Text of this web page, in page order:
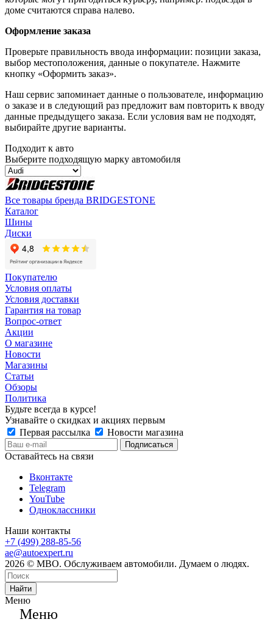
доме считаются справа налево.
Оформление заказа
Проверьте правильность ввода информации: позиции заказа,
выбор местоположения, данные о покупателе. Нажмите
кнопку «Оформить заказ».
Наш сервис запоминает данные о пользователе, информацию
о заказе и в следующий раз предложит вам повторить к вводу
данные предыдущего заказа. Если условия вам не подходят,
выбирайте другие варианты.
Подходит к авто
Выберите подходящую марку автомобиля
Все товары бренда BRIDGESTONE
Каталог
Шины
Диски
Покупателю
Условия оплаты
Условия доставки
Гарантия на товар
Вопрос-ответ
Акции
О магазине
Новости
Магазины
Статьи
Обзоры
Политика
Будьте всегда в курсе!
Узнавайте о скидках и акциях первым
Первая рассылка
Новости магазина
Оставайтесь на связи
Вконтакте
Telegram
YouTube
Одноклассники
Наши контакты
+7 (499) 288-85-56
ae@autoexpert.ru
2026 © МВО. Обслуживаем автомобили. Думаем о людях.
Найти
Меню
Меню